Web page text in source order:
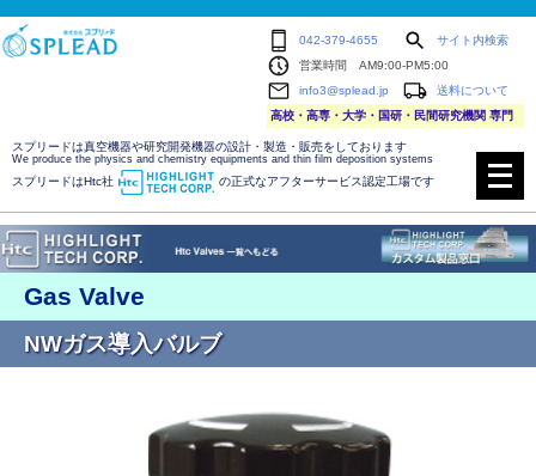
042-379-4655
サイト内検索
営業時間 AM9:00-PM5:00
info3@splead.jp
送料について
高校・高専・大学・国研・民間研究機関 専門
スプリードは真空機器や研究開発機器の設計・製造・販売をしております
We produce the physics and chemistry equipments and thin film deposition systems
スプリードはHtc社 の正式なアフターサービス認定工場です
メ
ニ
ュ
ー
を
開
く
Gas Valve
NWガス導入バルブ